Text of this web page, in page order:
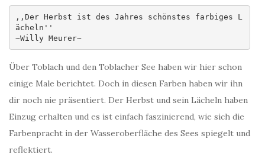
,,Der Herbst ist des Jahres schönstes farbiges L
ächeln''
~Willy Meurer~
Über Toblach und den Toblacher See haben wir hier schon
einige Male berichtet. Doch in diesen Farben haben wir ihn
dir noch nie präsentiert. Der Herbst und sein Lächeln haben
Einzug erhalten und es ist einfach faszinierend, wie sich die
Farbenpracht in der Wasseroberfläche des Sees spiegelt und
reflektiert.